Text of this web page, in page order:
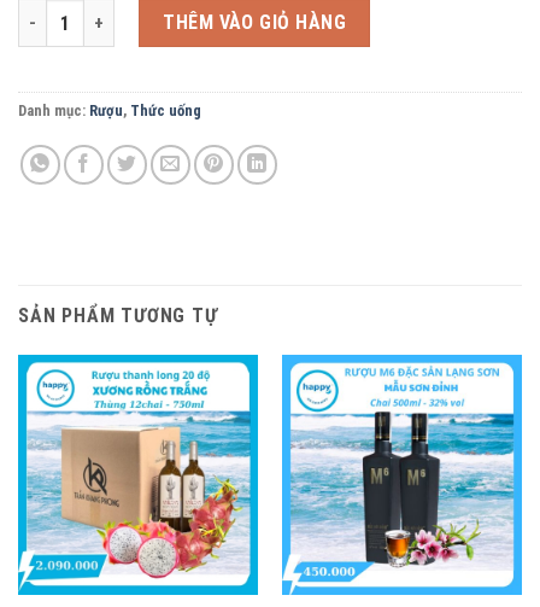
Lâm Viên Tử Kiết Tường - bình 650ml số lượng
THÊM VÀO GIỎ HÀNG
Danh mục: Rượu, Thức uống
SẢN PHẨM TƯƠNG TỰ